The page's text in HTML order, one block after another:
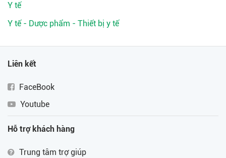
Y tế
Y tế - Dược phẩm - Thiết bị y tế
Liên kết
FaceBook
Youtube
Hỗ trợ khách hàng
Trung tâm trợ giúp